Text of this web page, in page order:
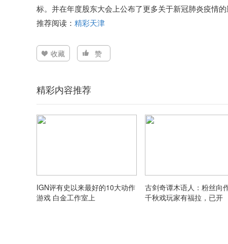
标。并在年度股东大会上公布了更多关于新冠肺炎疫情
推荐阅读： 精彩天津
收藏 赞
精彩内容推荐
IGN评有史以来最好的10大动作
游戏 白金工作室上
古剑奇谭木语人：粉丝向
千秋戏玩家有福拉，已开